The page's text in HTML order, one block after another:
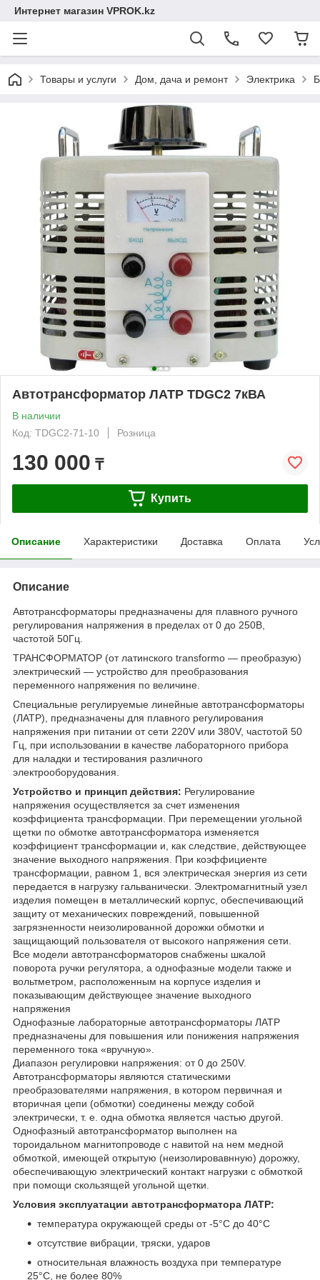
Интернет магазин VPROK.kz
Товары и услуги Дом, дача и ремонт Электрика
Автотрансформатор ЛАТР TDGC2 7кВА
В наличии
Код: TDGC2-71-10
Розница
130 000 ₸
Купить
Описание Характеристики Доставка Оплата
Описание
Автотрансформаторы предназначены для плавного ручного
регулирования напряжения в пределах от 0 до 250В,
частотой 50Гц.
ТРАНСФОРМАТОР (от латинского transformo — преобразую)
электрический — устройство для преобразования
переменного напряжения по величине.
Специальные регулируемые линейные автотрансформаторы
(ЛАТР), предназначены для плавного регулирования
напряжения при питании от сети 220V или 380V, частотой 50
Гц, при использовании в качестве лабораторного прибора
для наладки и тестирования различного
электрооборудования.
Устройство и принцип действия: Регулирование
напряжения осуществляется за счет изменения
коэффициента трансформации. При перемещении угольной
щетки по обмотке автотрансформатора изменяется
коэффициент трансформации и, как следствие, действующее
значение выходного напряжения. При коэффициенте
трансформации, равном 1, вся электрическая энергия из сети
передается в нагрузку гальванически. Электромагнитный узел
изделия помещен в металлический корпус, обеспечивающий
защиту от механических повреждений, повышенной
загрязненности неизолированной дорожки обмотки и
защищающий пользователя от высокого напряжения сети.
Все модели автотрансформаторов снабжены шкалой
поворота ручки регулятора, а однофазные модели также и
вольтметром, расположенным на корпусе изделия и
показывающим действующее значение выходного
напряжения
Однофазные лабораторные автотрансформаторы ЛАТР
предназначены для повышения или понижения напряжения
переменного тока «вручную».
Диапазон регулировки напряжения: от 0 до 250V.
Автотрансформаторы являются статическими
преобразователями напряжения, в котором первичная и
вторичная цепи (обмотки) соединены между собой
электрически, т. е. одна обмотка является частью другой.
Однофазный автотрансформатор выполнен на
тороидальном магнитопроводе с навитой на нем медной
обмоткой, имеющей открытую (неизолировавнную) дорожку,
обеспечивающую электрический контакт нагрузки с обмоткой
при помощи скользящей угольной щетки.
Условия эксплуатации автотрансформатора ЛАТР:
температура окружающей среды от -5°С до 40°С
отсутствие вибрации, тряски, ударов
относительная влажность воздуха при температуре
25°С, не более 80%